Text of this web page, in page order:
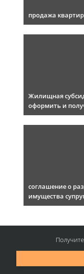
продажа
Жилищная
оформить и
соглашение о
имущества